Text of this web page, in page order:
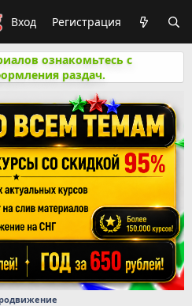
Вход Регистрация
ознакомьтесь с
раздач.